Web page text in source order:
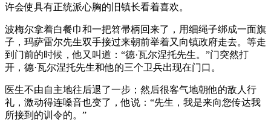
许会使具有正统派心胸的旧镇长看着喜欢。
波梅尔拿着白餐巾和一把笤帚柄回来了，用细绳子绑成一面旗
子，玛萨雷尔先生双手接过来朝前举着又向镇政府走去。等走
到门前的时候，他又叫道：“德·瓦尔涅托先生。”门突然打
开，德·瓦尔涅托先生和他的三个卫兵出现在门口。
医生不由自主地往后退了一步；然后很客气地朝他的敌人行
礼，激动得连嗓音也变了，他说：“先生，我是来向您传达我
所接到的训令的。”